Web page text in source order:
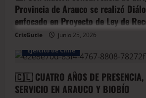
Provincia de Arauco se realizó
enfocado en Proyecto de Ley de
CrisGutie junio 25, 2026
Arauco Armada de Chile
Ejercito de Chile
🇨🇱 CUATRO AÑOS DE PRESENCIA,
SERVICIO EN ARAUCO Y BIOBÍO